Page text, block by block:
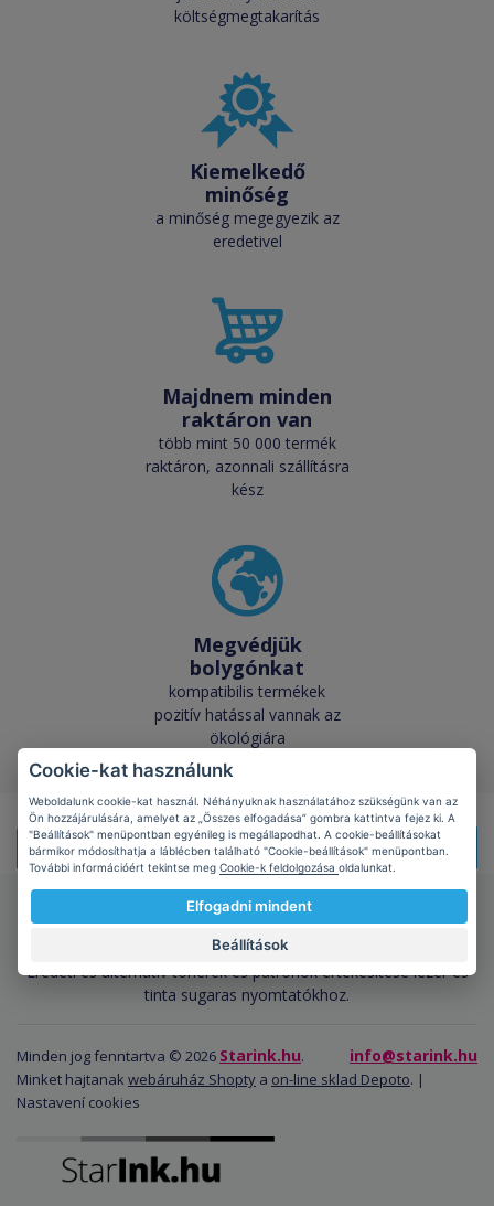
költségmegtakarítás
Kiemelkedő
minőség
a minőség megegyezik az
eredetivel
Majdnem minden
raktáron van
több mint 50 000 termék
raktáron, azonnali szállításra
kész
Megvédjük
bolygónkat
kompatibilis termékek
pozitív hatással vannak az
ökológiára
Doprava zdarma! Při nákupunad 1499 Kč s DPH
/ Kapcsolatba lépni
Eredeti és alternatív tonerek és patronok értékesítése lézer és
tinta sugaras nyomtatókhoz.
info@starink.hu
Minden jog fenntartva © 2026 Starink.hu.
Minket hajtanak webáruház Shopty a on-line sklad Depoto. |
Nastavení cookies
Cookie-kat használunk
Weboldalunk cookie-kat használ. Néhányuknak használatához szükségünk van az
Ön hozzájárulására, amelyet az „Összes elfogadása” gombra kattintva fejez ki. A
"Beállítások" menüpontban egyénileg is megállapodhat. A cookie-beállításokat
bármikor módosíthatja a láblécben található "Cookie-beállítások" menüpontban.
További információért tekintse meg Cookie-k feldolgozása oldalunkat.
Elfogadni mindent
Beállítások